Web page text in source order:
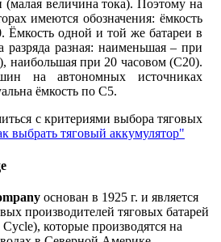
величина тока). Поэтому на
имеются обозначения: ёмкость
одной и той же батареи в
разряда разная: наименьшая – при
наибольшая при 20 часовом (С20).
на автономных источниках
ёмкость по С5.
с критериями выбора тяговых
выбрать тяговый аккумулятор"
основан в 1925 г. и является
производителей тяговых батарей
Cycle), которые производятся на